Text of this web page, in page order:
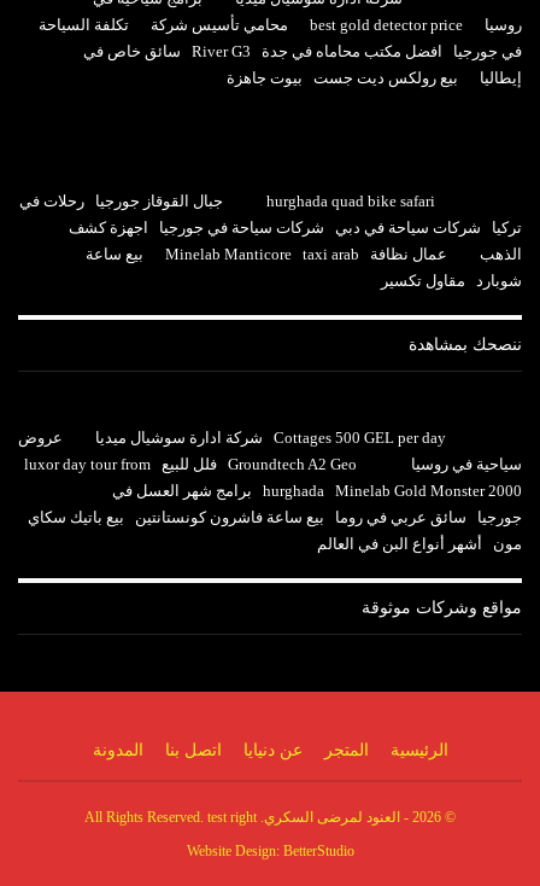
روسيا
best gold detector price محامي تأسيس شركة
تكلفة السياحة
في جورجيا
افضل مكتب محاماه في جدة River G3
سائق خاص في
إيطاليا
بيع رولكس ديت جست بيوت جاهزة
hurghada quad bike safari جبال القوقاز جورجيا
رحلات في
تركيا
شركات سياحة في دبي شركات سياحة في جورجيا
اجهزة كشف
الذهب
عمال نظافة Minelab Manticore taxi arab
بيع ساعة
شوبارد
مقاول تكسير
ننصحك بمشاهدة
Cottages 500 GEL per day شركة ادارة سوشيال ميديا
عروض
سياحية في روسيا
Groundtech A2 Geo فلل للبيع luxor day tour from
hurghada Minelab Gold Monster 2000
برامج شهر العسل في
جورجيا
سائق عربي في روما بيع ساعة فاشرون كونستانتين
بيع باتيك سكاي
مون
أشهر أنواع البن في العالم
مواقع وشركات موثوقة
الرئيسية المتجر عن دنيايا اتصل بنا المدونة
© 2026 - العنود لمرضى السكري. All Rights Reserved. test right
Website Design: BetterStudio